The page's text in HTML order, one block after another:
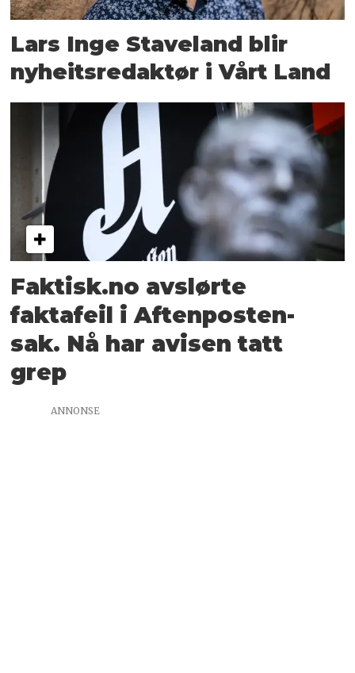
Lars Inge Staveland blir
nyheitsredaktør i Vårt Land
Faktisk.no avslørte
faktafeil i Aftenposten-
sak. Nå har avisen tatt
grep
ANNONSE